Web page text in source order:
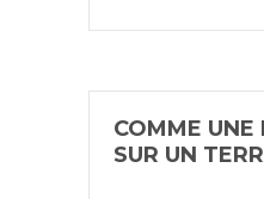
COMME UNE
SUR UN